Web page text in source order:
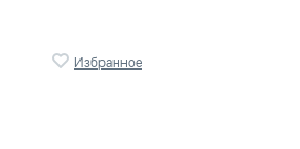
Избранное